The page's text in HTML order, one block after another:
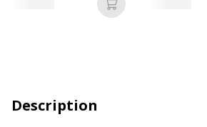
Ajouter au panier
Description